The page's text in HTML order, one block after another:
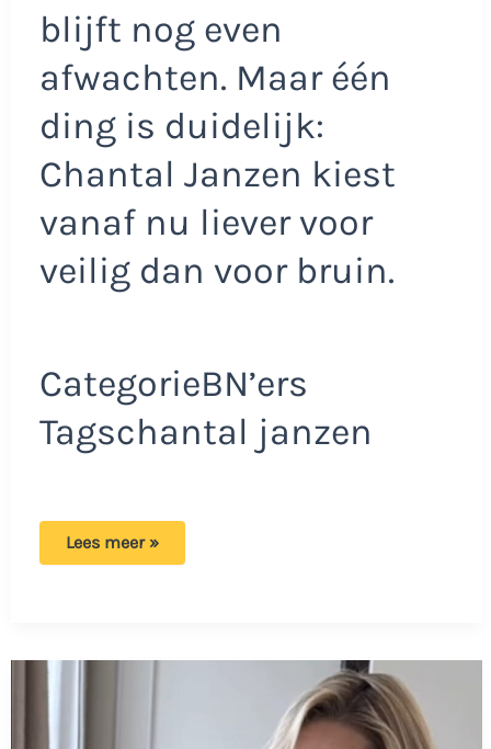
blijft nog even
afwachten. Maar één
ding is duidelijk:
Chantal Janzen kiest
vanaf nu liever voor
veilig dan voor bruin.
CategorieBN’ers
Tagschantal janzen
Chantal
geschrokken’
Lees meer »